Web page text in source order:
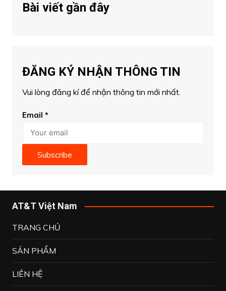
Bài viết gần đây
ĐĂNG KÝ NHẬN THÔNG TIN
Vui lòng đăng kí để nhận thông tin mới nhất.
Email *
Subscribe
AT&T Việt Nam
TRANG CHỦ
SẢN PHẨM
LIÊN HỆ